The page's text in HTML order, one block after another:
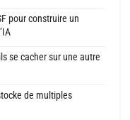
pour construire un
se cacher sur une autre
de multiples